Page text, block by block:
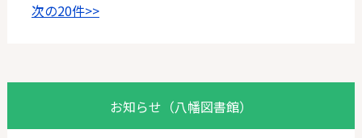
次の20件>>
お知らせ（八幡図書館）